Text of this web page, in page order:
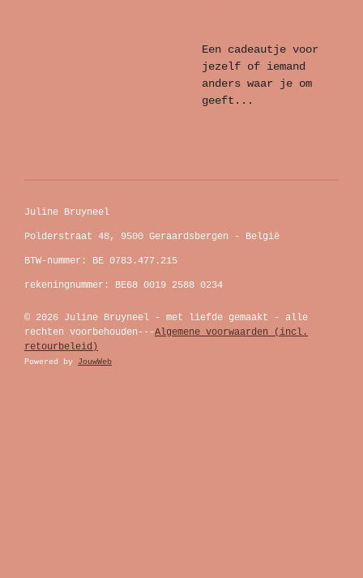
Een cadeautje voor
jezelf of iemand
anders waar je om
geeft...
Juline Bruyneel
Polderstraat 48, 9500 Geraardsbergen - België
BTW-nummer: BE 0783.477.215
rekeningnummer: BE68 0019 2588 0234
© 2026 Juline Bruyneel - met liefde gemaakt - alle
rechten voorbehouden---Algemene voorwaarden (incl.
retourbeleid)
Powered by JouwWeb